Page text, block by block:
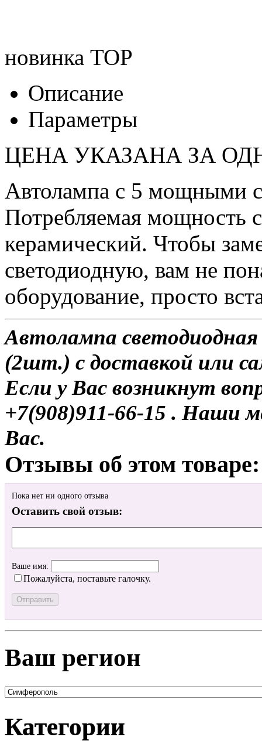
новинка TOP
Описание
Параметры
ЦЕНА УКАЗАНА ЗА
Автолампа с 5 мощными
Потребляемая мощность
керамический. Чтобы
светодиодную, вам не
оборудование, просто
Автолампа светодиодная
(2шт.) с доставкой или
Если у Вас возникнут
+7(908)911-66-15 . Наши
Вас.
Отзывы об этом товаре:
Пока нет ни одного отзыва
Оставить свой отзыв:
Ваше имя:
Пожалуйста, поставьте галочку.
Ваш регион
Категории